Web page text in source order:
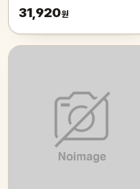
31,920원